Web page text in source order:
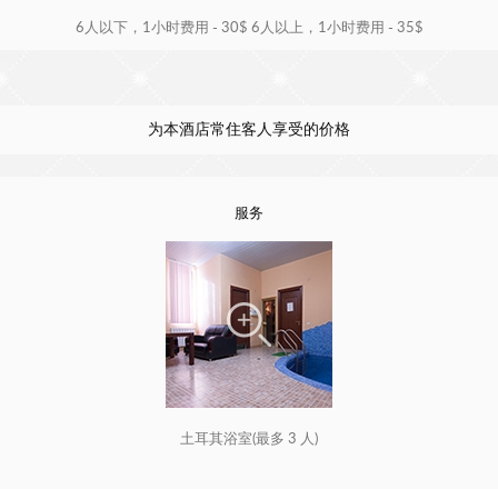
6人以下，1小时费用 - 30$ 6人以上，1小时费用 - 35$
为本酒店常住客人享受的价格
服务
土耳其浴室(最多 3 人)